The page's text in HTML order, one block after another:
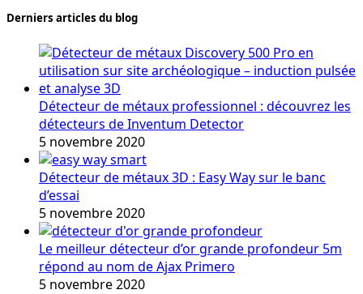
Derniers articles du blog
Détecteur de métaux professionnel : découvrez les
détecteurs de Inventum Detector
5 novembre 2020
Détecteur de métaux 3D : Easy Way sur le banc
d’essai
5 novembre 2020
Le meilleur détecteur d’or grande profondeur 5m
répond au nom de Ajax Primero
5 novembre 2020